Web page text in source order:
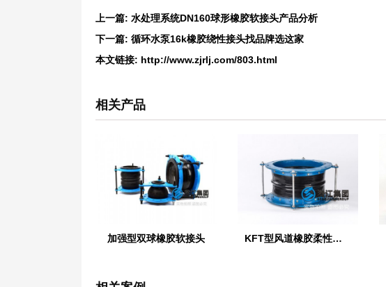
上一篇: 水处理系统DN160球形橡胶软接头产品分析
下一篇: 循环水泵16k橡胶绕性接头找品牌选这家
本文链接: http://www.zjrlj.com/803.html
相关产品
加强型双球橡胶软接头 KFT型风道橡胶柔性接头